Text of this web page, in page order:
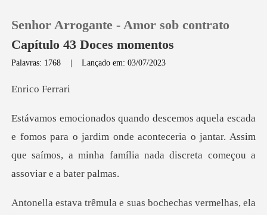
Loja
Histórico
Senhor Arrogante - Amor sob contrato
Capítulo 43 Doces momentos
Palavras: 1768 |Lançado em: 03/07/2023
co F
ra o jardim onde aconteceria o jantar. Assim
que saímos, a min
as, ela